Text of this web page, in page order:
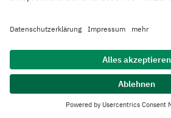
Einrichtung der DFG-
Dr. Dietrich Haarer), „Biosynthese
Regulation ihrer Aktivität“ (bis
Gründung des Sinfonieorchesters